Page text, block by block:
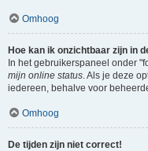
Omhoog
Hoe kan ik onzichtbaar zijn in
In het gebruikerspaneel onder
mijn online status. Als je deze
iedereen, behalve voor
Omhoog
De tijden zijn niet correct!